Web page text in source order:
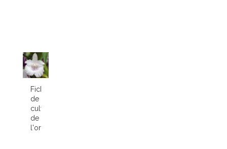
Fiche
de
culture
de
l'orchidée...